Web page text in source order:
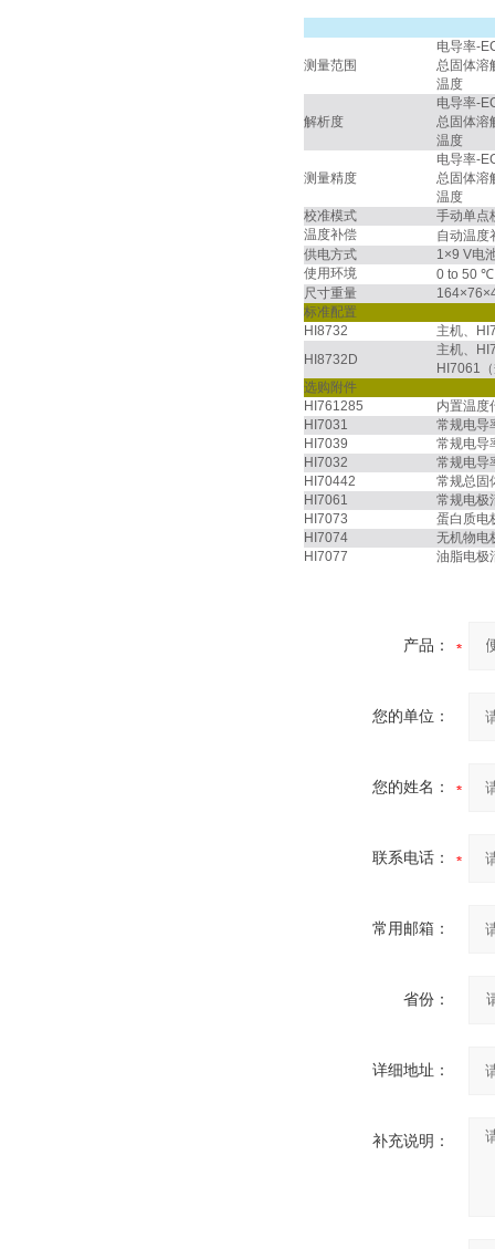
测量范围
电导率-
总固体溶
温度
解析度
电导率-
总固体溶
温度
测量精度
电导率-
总固体溶
温度
校准模式
手动单点
温度补偿
自动温度
供电方式
1×9 V电
使用环境
0 to 50 ℃
尺寸重量
标准配置
HI8732
主机、
HI8732D
主机、
HI7061
选购附件
HI761285
内置温度
HI7031
常规电导
HI7039
常规电导
HI7032
常规电导
HI70442
常规总固
HI7061
常规电极
HI7073
蛋白质电
HI7074
无机物电
HI7077
油脂电极
产品：
您的单位：
您的姓名：
联系电话：
常用邮箱：
省份：
详细地址：
补充说明：